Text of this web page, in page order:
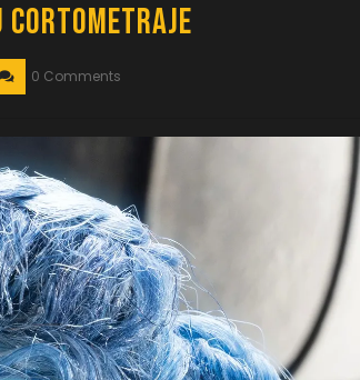
Cortometraje
0 Comments